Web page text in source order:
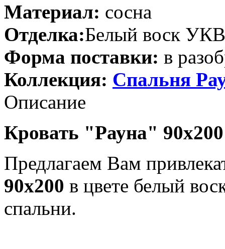
Материал: сосна
Отделка:Белый воск УКВ
Форма поставки: в
Коллекция: Спальня
Описание
Кровать "Рауна"
Предлагаем Вам
90x200 в цвете белый
спальни.